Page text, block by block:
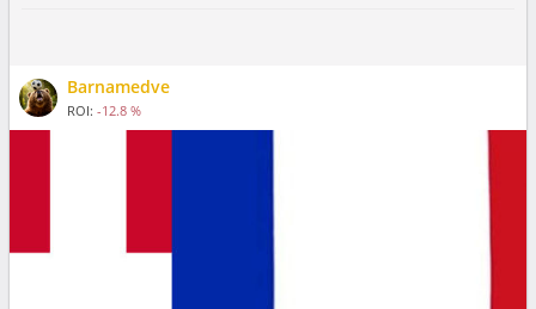
Barnamedve
ROI: -12.8 %